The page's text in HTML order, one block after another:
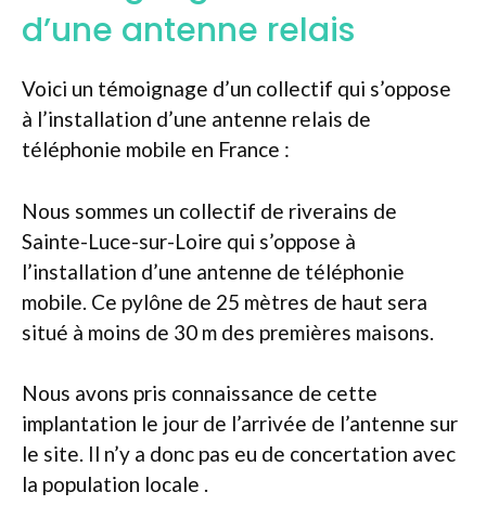
d’une antenne relais
Voici un témoignage d’un collectif qui s’oppose
à l’installation d’une antenne relais de
téléphonie mobile en France :
Nous sommes un collectif de riverains de
Sainte-Luce-sur-Loire qui s’oppose à
l’installation d’une antenne de téléphonie
mobile. Ce pylône de 25 mètres de haut sera
situé à moins de 30 m des premières maisons.
Nous avons pris connaissance de cette
implantation le jour de l’arrivée de l’antenne sur
le site. Il n’y a donc pas eu de concertation avec
la population locale .